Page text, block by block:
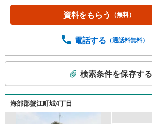
資料をもらう （無料）
電話する （通話料無料）
検
索
条
検索条件を保存する
海部郡蟹江町城4丁目